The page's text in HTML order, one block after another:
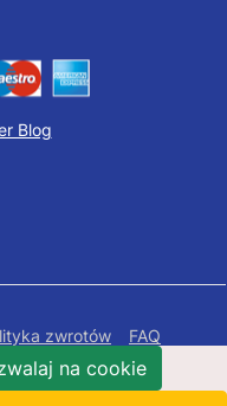
Blog
zwrotów
FAQ
Mapa Stronyna cookie